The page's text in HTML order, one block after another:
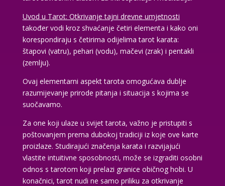
Uvod u Tarot: Otkrivanje tajni drevne umjetnosti
također vodi kroz shvaćanje četiri elementa i kako oni
korespondiraju s četirima odijelima tarot karata:
štapovi (vatru), pehari (vodu), mačevi (zrak) i pentakli
(zemlju).
Ovaj elementarni aspekt tarota omogućava dublje
razumijevanje prirode pitanja i situacija s kojima se
suočavamo.
Za one koji ulaze u svijet tarota, važno je pristupiti s
poštovanjem prema dubokoj tradiciji iz koje ove karte
proizlaze. Studirajući značenja karata i razvijajući
vlastite intuitivne sposobnosti, može se izgraditi osobni
odnos s tarotom koji prelazi granice običnog hobi. U
konačnici, tarot nudi ne samo priliku za otkrivanje